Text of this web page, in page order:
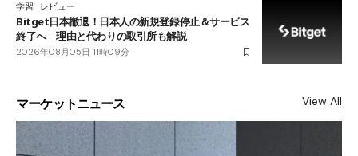
学習 レビュー
Bitget日本撤退！日本人の新規登録停止＆サービス
終了へ 理由と代わりの取引所も解説
2026年08月05日 11時09分
マーケットニュース View All